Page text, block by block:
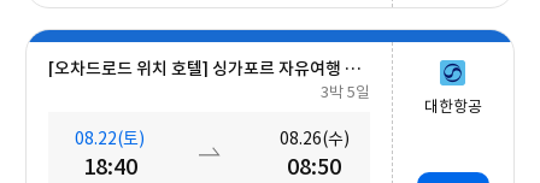
[오차드로드 위치 호텔] 싱가포르 자유여행 5일 #조식포함
3박 5일
08.22(토)
18:40
08.26(수)
08:50
대한항공